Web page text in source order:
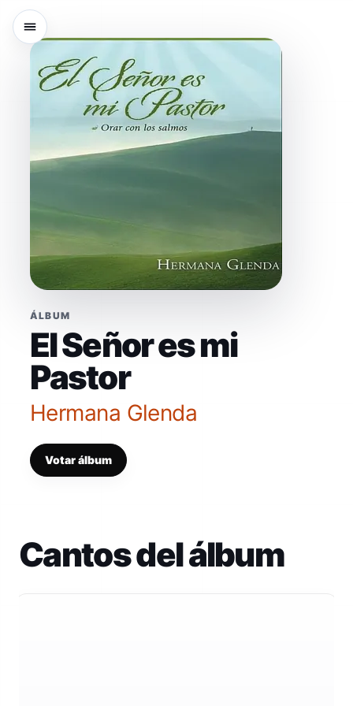
ÁLBUM
El Señor es mi
Pastor
Hermana Glenda
Votar álbum
Cantos del álbum